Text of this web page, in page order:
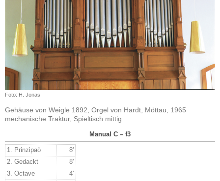
Foto: H. Jonas
Gehäuse von Weigle 1892, Orgel von Hardt, Möttau, 1965
mechanische Traktur, Spieltisch mittig
Manual C – f3
1. Prinzipaö
8'
2. Gedackt
8'
3. Octave
4'